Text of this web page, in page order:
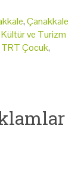
,Çanakkale
Kültür ve Turizm
TRT Çocuk,